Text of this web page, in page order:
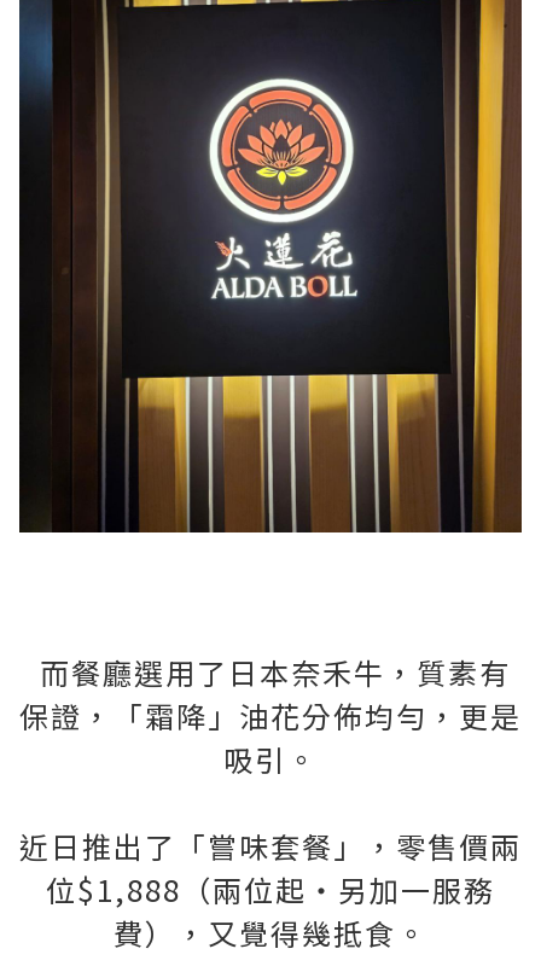
而餐廳選用了日本奈禾牛，質素有
保證，「霜降」油花分佈均勻，更是
吸引。
近日推出了「嘗味套餐」，零售價兩
位$1,888（兩位起・另加一服務
費），又覺得幾抵食。